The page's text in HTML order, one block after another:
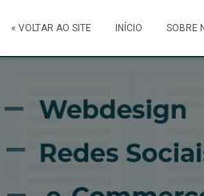
« VOLTAR AO SITE INÍCIO SOBRE